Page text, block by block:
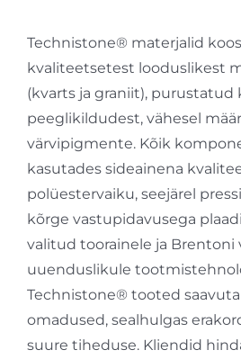
Technistone® materjalid
kvaliteetsetest looduslikest
(kvarts ja graniit), purustatud
peeglikildudest, vähesel
värvipigmente. Kõik
kasutades sideainena
polüestervaiku, seejärel
kõrge vastupidavusega
valitud toorainele ja Brentoni
uuenduslikule
Technistone® tooted
omadused, sealhulgas
suure tiheduse. Kliendid